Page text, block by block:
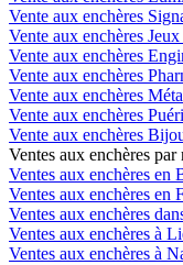
Vente aux enchères
Vente aux enchères
Vente aux enchères
Vente aux enchères
Vente aux enchères
Vente aux enchères
Vente aux enchères
Ventes aux enchères par
Ventes aux enchères en
Ventes aux enchères en
Ventes aux enchères
Ventes aux enchères à
Ventes aux enchères à